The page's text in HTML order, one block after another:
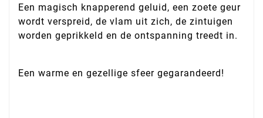
Een magisch knapperend geluid, een zoete geur
wordt verspreid, de vlam uit zich, de zintuigen
worden geprikkeld en de ontspanning treedt in.
Een warme en gezellige sfeer gegarandeerd!